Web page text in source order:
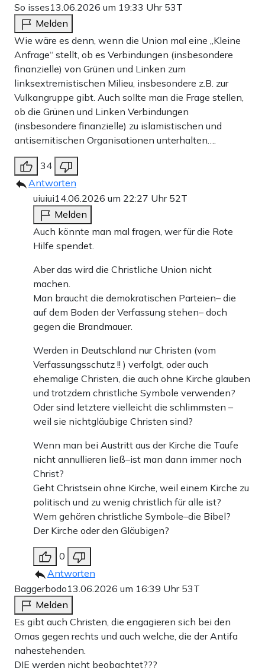
So isses13.06.2026 um 19:33 Uhr 53T
Melden
Wie wäre es denn, wenn die Union mal eine „Kleine
Anfrage“ stellt, ob es Verbindungen (insbesondere
finanzielle) von Grünen und Linken zum
linksextremistischen Milieu, insbesondere z.B. zur
Vulkangruppe gibt. Auch sollte man die Frage stellen,
ob die Grünen und Linken Verbindungen
(insbesondere finanzielle) zu islamistischen und
antisemitischen Organisationen unterhalten….
34
Antworten
uiuiui14.06.2026 um 22:27 Uhr 52T
Melden
Auch könnte man mal fragen, wer für die Rote
Hilfe spendet.
Aber das wird die Christliche Union nicht
machen.
Man braucht die demokratischen Parteien– die
auf dem Boden der Verfassung stehen– doch
gegen die Brandmauer.
Werden in Deutschland nur Christen (vom
Verfassungsschutz !! ) verfolgt, oder auch
ehemalige Christen, die auch ohne Kirche glauben
und trotzdem christliche Symbole verwenden?
Oder sind letztere vielleicht die schlimmsten –
weil sie nichtgläubige Christen sind?
Wenn man bei Austritt aus der Kirche die Taufe
nicht annullieren ließ–ist man dann immer noch
Christ?
Geht Christsein ohne Kirche, weil einem Kirche zu
politisch und zu wenig christlich für alle ist?
Wem gehören christliche Symbole–die Bibel?
Der Kirche oder den Gläubigen?
0
Antworten
Baggerbodo13.06.2026 um 16:39 Uhr 53T
Melden
Es gibt auch Christen, die engagieren sich bei den
Omas gegen rechts und auch welche, die der Antifa
nahestehenden.
DIE werden nicht beobachtet???